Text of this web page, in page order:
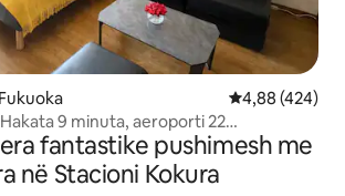
Vlerësimi
4,88 (424)
9 minuta, aeroporti 22
0 minuta në këmbë/Stacioni i
me apartamentin/Deri në 4
për fëmijët ④
fantastike pushimesh me
në Stacioni Kokura